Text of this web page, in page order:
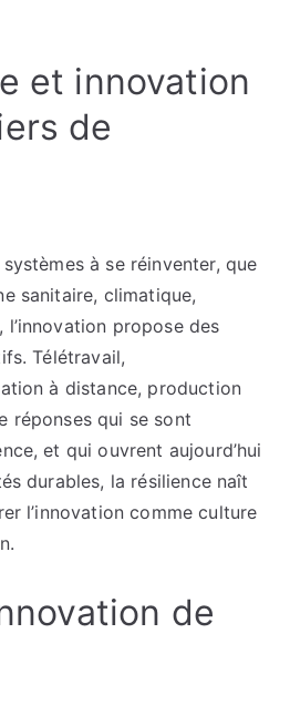
et innovation
de
systèmes à se réinventer, que
sanitaire, climatique,
propose des
Télétravail,
à distance, production
réponses qui se sont
et qui ouvrent aujourd’hui
durables, la résilience naît
l’innovation comme culture
de